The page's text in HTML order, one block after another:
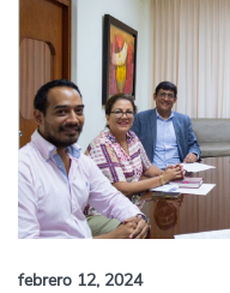
febrero 12, 2024